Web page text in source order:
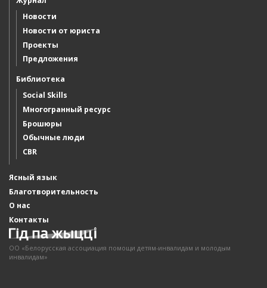
Новости
Новости от юриста
Проекты
Предложения
Библиотека
Social Skills
Многогранный ресурс
Брошюры
Обычные люди
CBR
Ясный язык
Благотворительность
О нас
Контакты
ОО «Белорусская ассоциация помощи детям-инвалидам и молодым
инвалидам»